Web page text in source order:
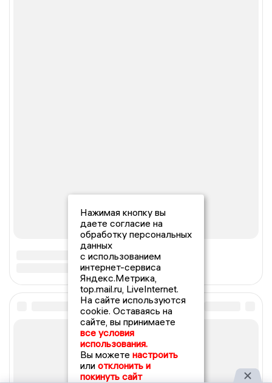
Нажимая кнопку вы
даете согласие на
обработку персональных
данных
с использованием
интернет-сервиса
Яндекс.Метрика,
top.mail.ru, LiveInternet.
На сайте используются
cookie. Оставаясь на
сайте, вы принимаете
все условия
использования.
Вы можете настроить
или отклонить и
покинуть сайт